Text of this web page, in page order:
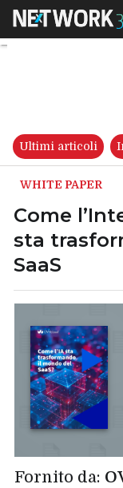
Ultimi articoli
WHITE PAPER
Come
sta
SaaS
Fornito da: